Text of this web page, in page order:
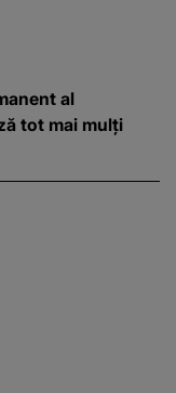
al
tot mai mulți